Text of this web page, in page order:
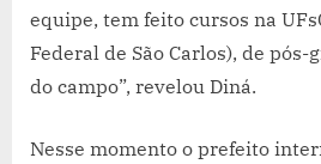
equipe, tem feito cursos na
Federal de São Carlos), de pós-
do campo”, revelou Diná.
Nesse momento o prefeito